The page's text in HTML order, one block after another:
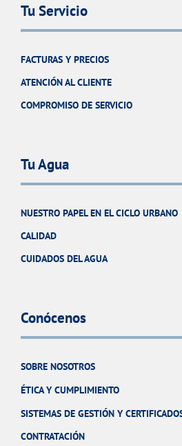
Tu Servicio
FACTURAS Y PRECIOS
ATENCIÓN AL CLIENTE
COMPROMISO DE SERVICIO
Tu Agua
NUESTRO PAPEL EN EL CICLO URBANO
CALIDAD
CUIDADOS DEL AGUA
Conócenos
SOBRE NOSOTROS
ÉTICA Y CUMPLIMIENTO
SISTEMAS DE GESTIÓN Y
CONTRATACIÓN